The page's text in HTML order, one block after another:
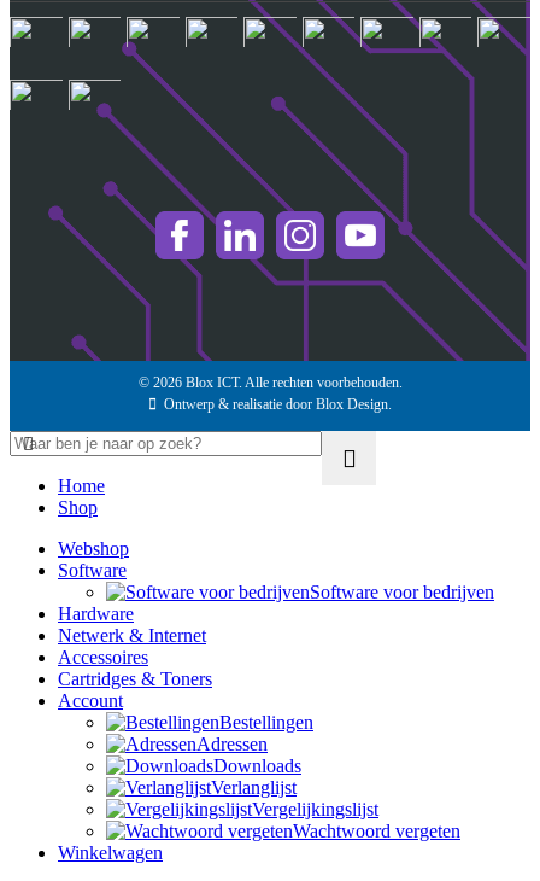
© 2026 Blox ICT. Alle rechten voorbehouden.
Ontwerp & realisatie door Blox Design
Home
Shop
Webshop
Software
Software voor bedrijven
Hardware
Netwerk & Internet
Accessoires
Cartridges & Toners
Account
Bestellingen
Adressen
Downloads
Verlanglijst
Vergelijkingslijst
Wachtwoord vergeten
Winkelwagen